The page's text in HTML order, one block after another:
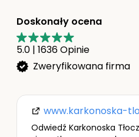
Doskonały ocena
5.0 | 1636Opinie
Zweryfikowana firma
www.karkonoska-
Odwiedź Karkonoska